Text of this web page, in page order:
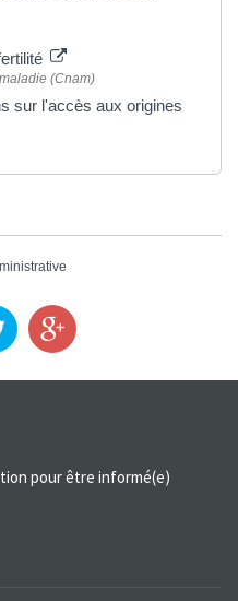
(Cnam)
sur l'accès aux origines
pour être informé(e)